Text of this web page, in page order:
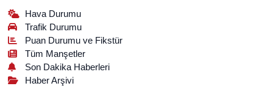
Hava Durumu
Trafik Durumu
Puan Durumu ve Fikstür
Tüm Manşetler
Son Dakika Haberleri
Haber Arşivi